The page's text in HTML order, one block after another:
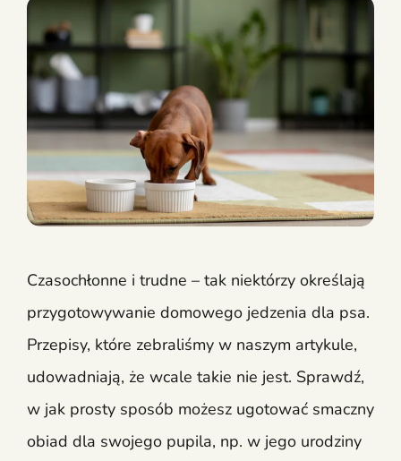
Czasochłonne i trudne – tak niektórzy określają
przygotowywanie domowego jedzenia dla psa.
Przepisy, które zebraliśmy w naszym artykule,
udowadniają, że wcale takie nie jest. Sprawdź,
w jak prosty sposób możesz ugotować smaczny
obiad dla swojego pupila, np. w jego urodziny